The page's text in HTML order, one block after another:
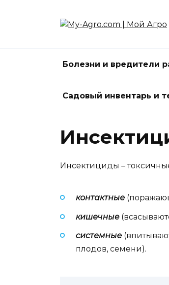
Болезни и вредители
Садовый инвентарь и
Инсектициды –
контактные
кишечные
системные
плодов, семени).